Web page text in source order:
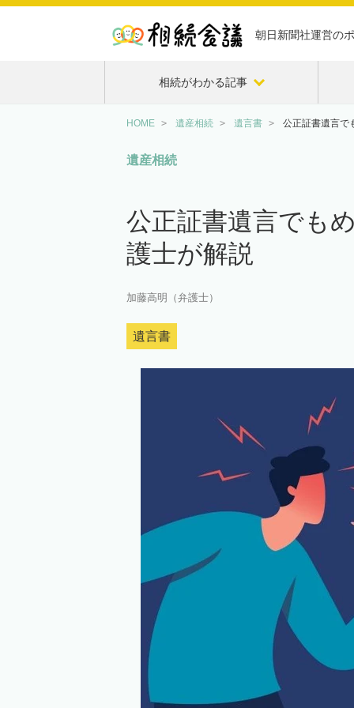
朝日新聞社運営の
相続がわかる記事
HOME 遺産相続 遺言書 公正証書遺言
遺産相続
公正証書遺言でも
護士が解説
加藤高明（弁護士）
遺言書